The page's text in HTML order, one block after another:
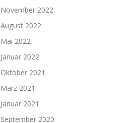
November 2022
August 2022
Mai 2022
Januar 2022
Oktober 2021
März 2021
Januar 2021
September 2020